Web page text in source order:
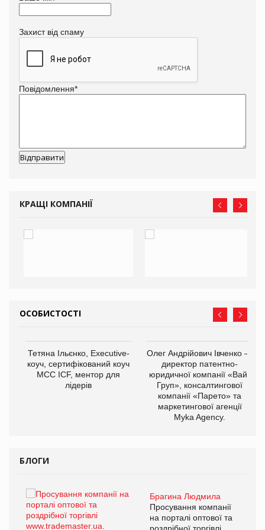
Захист від спаму
Повідомлення*
КРАЩІ КОМПАНІЇ
ОСОБИСТОСТІ
Тетяна Ільєнко, Executive-
коуч, сертифікований коуч
МСС ICF, ментор для
лідерів
Олег Андрійович Івченко —
директор патентно-
юридичної компанії «Вайз
Груп», консалтингової
компанії «Парето» та
маркетингової агенції
Myka Agency.
БЛОГИ
Брагина Людмила
Просування компанії
на порталі оптової та